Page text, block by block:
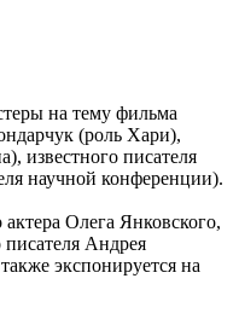
на тему фильма
(роль Хари),
известного писателя
научной конференции).
Олега Янковского,
писателя Андрея
экспонируется на